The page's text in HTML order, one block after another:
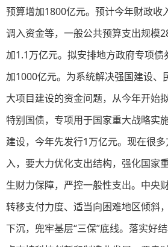
预算增加1800亿元。预计今年财政收
调入资金等，一般公共预算支出规模
加1.1万亿元。拟安排地方政府专项债
加1000亿元。为系统解决强国建设、
大项目建设的资金问题，从今年开始
特别国债，专项用于国家重大战略实
建设，今年先发行1万亿元。现在很
入，要大力优化支出结构，强化国家
生财力保障，严控一般性支出。中央
转移支付力度、适当向困难地区倾斜
下沉，兜牢基层“三保”底线。落实好